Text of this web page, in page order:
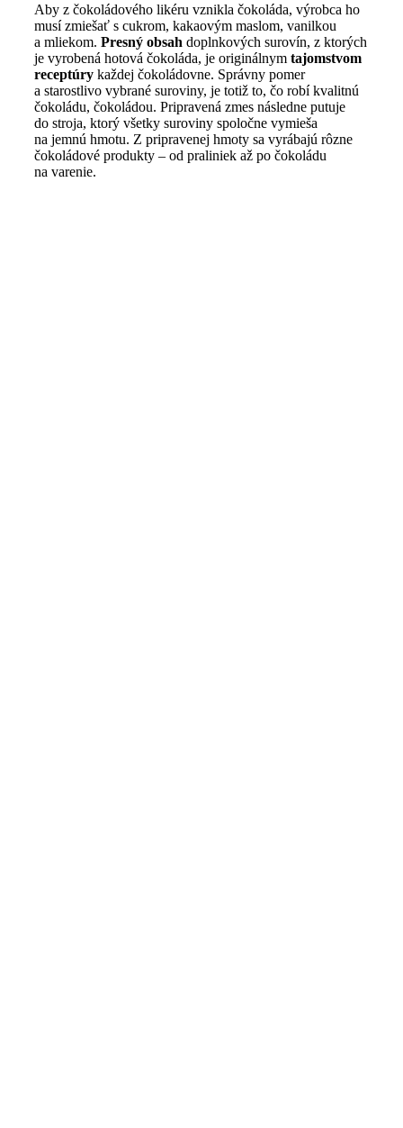
Aby z čokoládového likéru vznikla čokoláda, výrobca ho
musí zmiešať s cukrom, kakaovým maslom, vanilkou
a mliekom. Presný obsah doplnkových surovín, z ktorých
je vyrobená hotová čokoláda, je originálnym tajomstvom
receptúry každej čokoládovne. Správny pomer
a starostlivo vybrané suroviny, je totiž to, čo robí kvalitnú
čokoládu, čokoládou. Pripravená zmes následne putuje
do stroja, ktorý všetky suroviny spoločne vymieša
na jemnú hmotu. Z pripravenej hmoty sa vyrábajú rôzne
čokoládové produkty – od praliniek až po čokoládu
na varenie.